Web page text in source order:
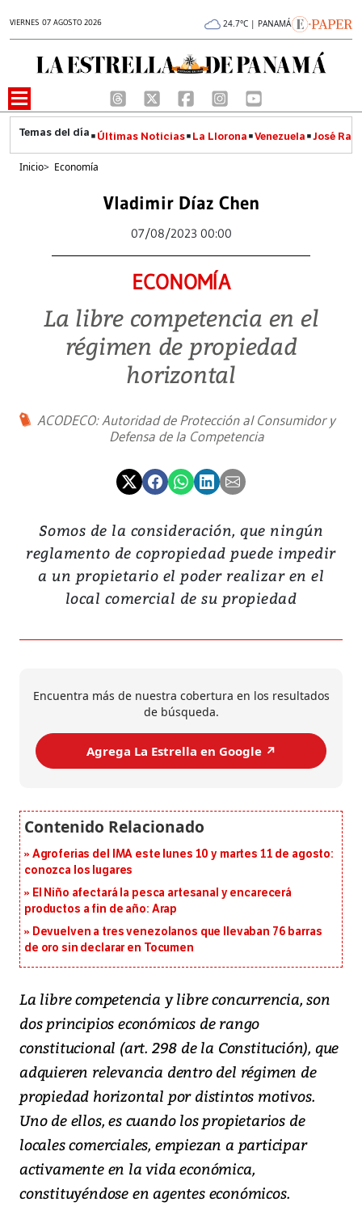
VIERNES 07 AGOSTO 2026 24.7°C | PANAMÁ
Últimas Noticias La Llorona Venezuela José
Inicio> Economía
Vladimir Díaz Chen
07/08/2023 00:00
ECONOMÍA
La libre competencia en el
régimen de propiedad
horizontal
ACODECO: Autoridad de Protección al Consumidor y
Defensa de la Competencia
Somos de la consideración, que ningún
reglamento de copropiedad puede impedir
a un propietario el poder realizar en el
local comercial de su propiedad
Encuentra más de nuestra cobertura en los resultados
de búsqueda.
Agrega La Estrella en Google ↗️
Agroferias del IMA este lunes 10 y martes 11 de agosto:
conozca los lugares
El Niño afectará la pesca artesanal y encarecerá
productos a fin de año: Arap
Devuelven a tres venezolanos que llevaban 76 barras
de oro sin declarar en Tocumen
La libre competencia y libre concurrencia, son
dos principios económicos de rango
constitucional (art. 298 de la Constitución), que
adquieren relevancia dentro del régimen de
propiedad horizontal por distintos motivos.
Uno de ellos, es cuando los propietarios de
locales comerciales, empiezan a participar
activamente en la vida económica,
constituyéndose en agentes económicos.